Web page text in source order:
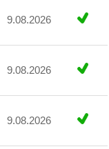
9.08.2026
9.08.2026
9.08.2026